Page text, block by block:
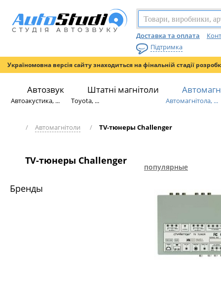
Доставка та оплата
Підтримка
Україномовна версія сайту знаходиться на фінальній стадії
Автозвук
Автоакустика, ...
Штатні магнітоли
Toyota, ... Автомагнітола, ...
/ Автомагнітоли / TV-тюнеры Challenger
TV-тюнеры Challenger
Бренды
популярные